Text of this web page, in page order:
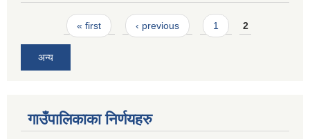
Pages« first ‹ previous 1 2
अन्य
गाउँपालिकाका निर्णयहरु